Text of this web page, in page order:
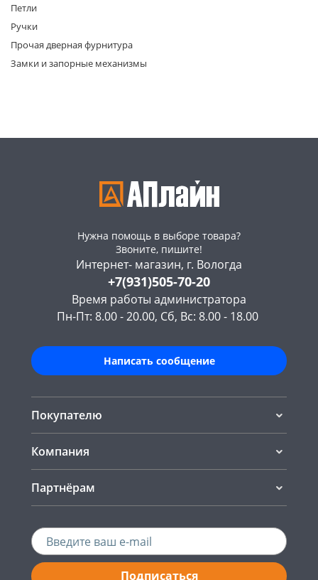
Петли
Ручки
Прочая дверная фурнитура
Замки и запорные механизмы
Нужна помощь в выборе товара?
Звоните, пишите!
Интернет- магазин, г. Вологда
+7(931)505-70-20
Время работы администратора
Пн-Пт: 8.00 - 20.00, Сб, Вс: 8.00 - 18.00
Написать сообщение
Покупателю
Компания
Партнёрам
Подписаться